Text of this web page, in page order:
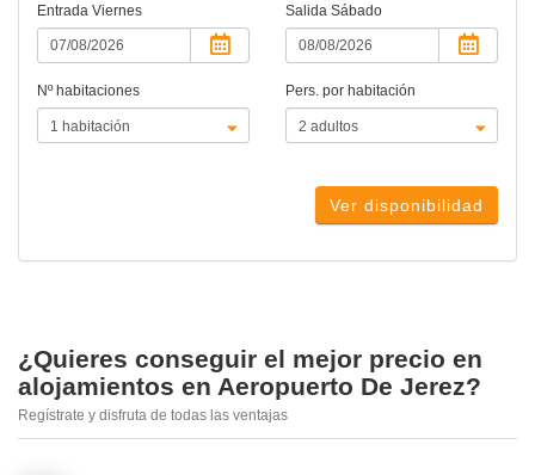
Entrada Viernes Salida Sábado
Nº habitaciones Pers. por habitación
Ver disponibilidad
¿Quieres conseguir el mejor precio en
alojamientos en Aeropuerto De Jerez?
Regístrate y disfruta de todas las ventajas